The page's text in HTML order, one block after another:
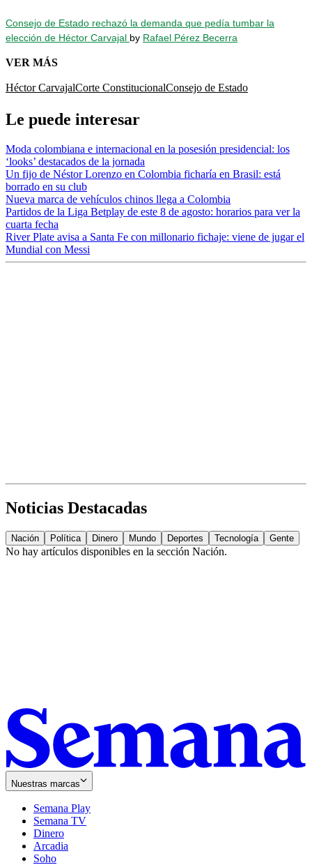
Consejo de Estado rechazó la demanda que pedía tumbar la
elección de Héctor Carvajal by Rafael Pérez Becerra
VER MÁS
Héctor CarvajalCorte ConstitucionalConsejo de Estado
Le puede interesar
Moda colombiana e internacional en la posesión presidencial: los
‘looks’ destacados de la jornada
Un fijo de Néstor Lorenzo en Colombia ficharía en Brasil: está
borrado en su club
Nueva marca de vehículos chinos llega a Colombia
Partidos de la Liga Betplay de este 8 de agosto: horarios para ver la
cuarta fecha
River Plate avisa a Santa Fe con millonario fichaje: viene de jugar el
Mundial con Messi
Noticias Destacadas
Nación Política Dinero Mundo Deportes Tecnología Gente
No hay artículos disponibles en la sección Nación.
Nuestras marcas
Semana Play
Semana TV
Dinero
Arcadia
Soho